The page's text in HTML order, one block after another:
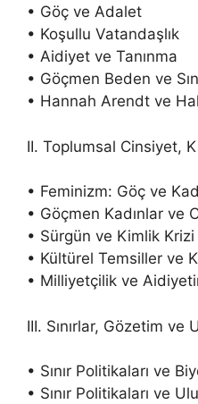
• Göç ve Adalet
• Koşullu Vatandaşlık
• Aidiyet ve Tanınma
• Göçmen Beden ve
• Hannah Arendt ve
II. Toplumsal Cinsiyet,
• Feminizm: Göç ve
• Göçmen Kadınlar ve
• Sürgün ve Kimlik Krizi
• Kültürel Temsiller ve
• Milliyetçilik ve Aidiyetin
III. Sınırlar, Gözetim ve
• Sınır Politikaları ve
• Sınır Politikaları ve